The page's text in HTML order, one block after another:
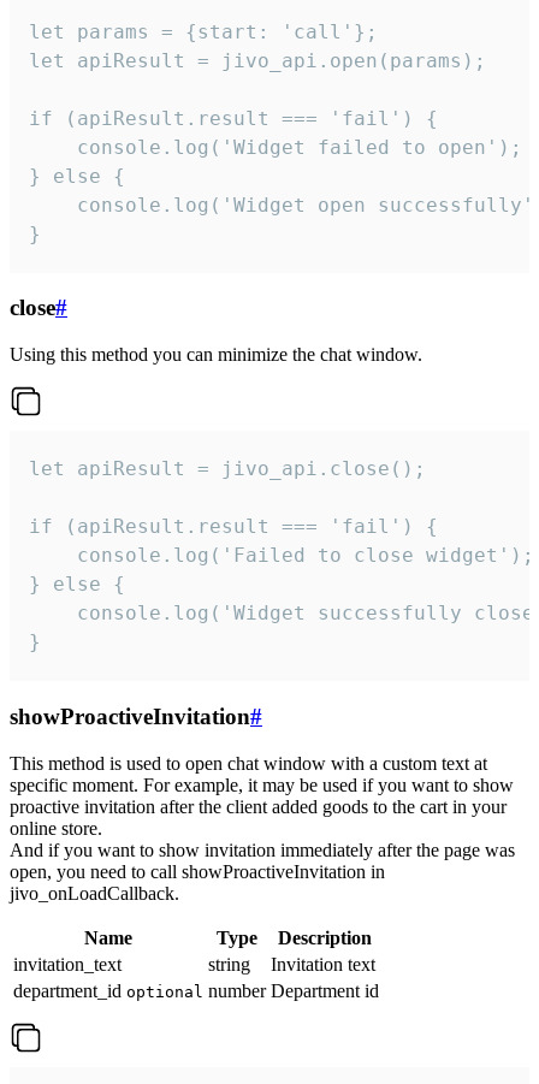
let params = {start: 'call'};
let apiResult = jivo_api.open(params);
if (apiResult.result === 'fail') {
    console.log('Widget failed to open');
} else {
console.log('Widget open
}
close#
Using this method you can minimize the chat window.
let apiResult = jivo_api.close();
if (apiResult.result === 'fail') {
    console.log('Failed to close widget');
} else {
console.log('Widget successfully
}
showProactiveInvitation#
This method is used to open chat window with a custom text at
specific moment. For example, it may be used if you want to show
proactive invitation after the client added goods to the cart in your
online store.
And if you want to show invitation immediately after the page was
open, you need to call showProactiveInvitation in
jivo_onLoadCallback.
Name Type
Description
invitation_text
string
Invitation text
department_id optional number Department id